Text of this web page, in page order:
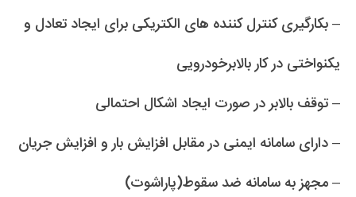
– بکارگیری کنترل کننده های الکتریکی برای ایجاد تعادل و
یکنواختی در کار بالابرخودرویی
– توقف بالابر در صورت ایجاد اشکال احتمالی
– دارای سامانه ایمنی در مقابل افزایش بار و افزایش جریان
– مجهز به سامانه ضد سقوط(پاراشوت)